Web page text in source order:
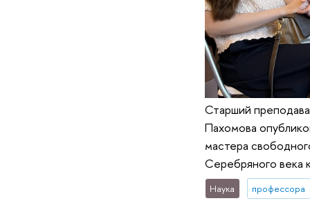
Старший
Пахомова
мастера
Серебряного века
Наука профессора